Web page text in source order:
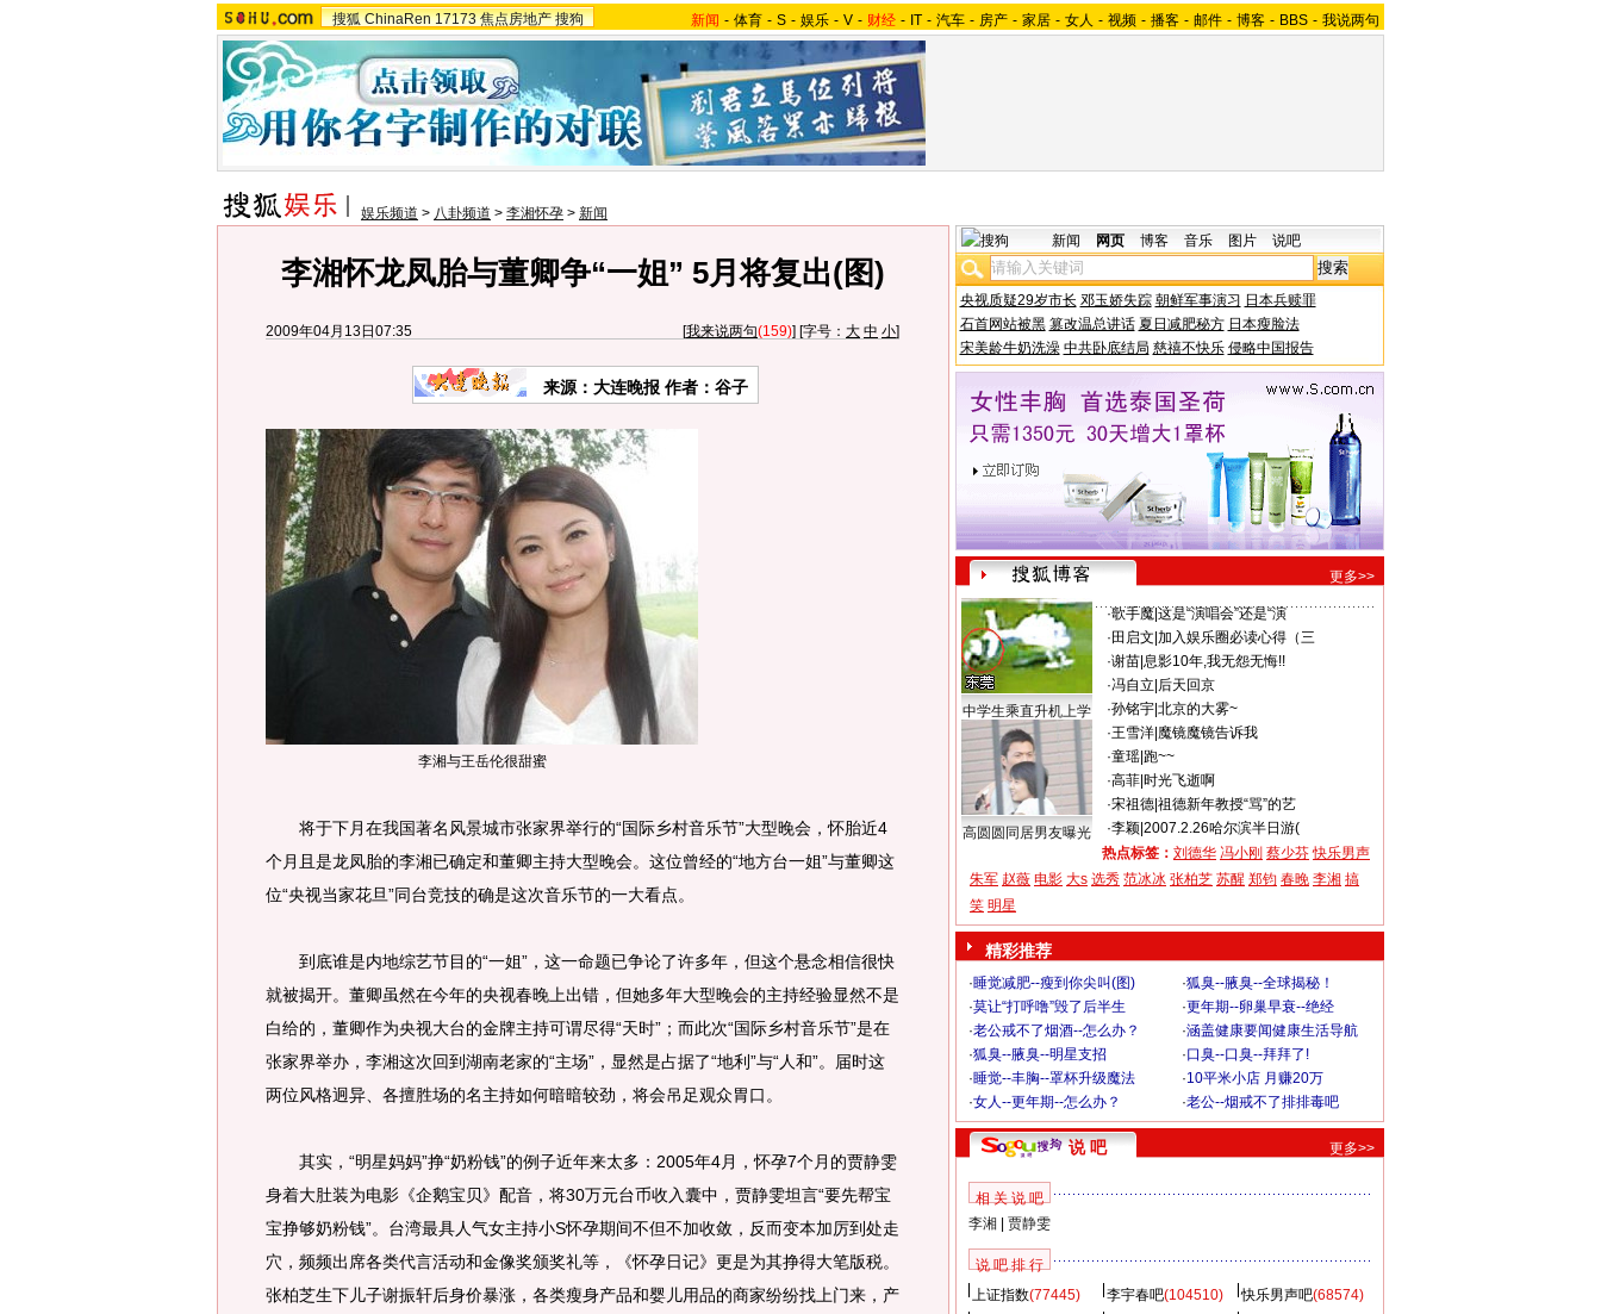
搜狐 ChinaRen 17173 焦点房地产 搜狗 新闻 - 体育 - S - 娱乐 - V - 财经 - IT - 汽车 - 房产 - 家居 - 女人 - 视频 - 播客 - 邮件 - 博客 - BBS - 我说两句
娱乐频道 > 八卦频道 > 李湘怀孕 > 新闻
李湘怀龙凤胎与董卿争“一姐” 5月将复出(图)
2009年04月13日07:35 [我来说两句(159)] [字号： 大 中 小]
来源：大连晚报 作者：谷子
李湘与王岳伦很甜蜜
将于下月在我国著名风景城市张家界举行的“国际乡村音乐节”大型晚会，怀胎近4
个月且是龙凤胎的李湘已确定和董卿主持大型晚会。这位曾经的“地方台一姐”与董卿这
位“央视当家花旦”同台竞技的确是这次音乐节的一大看点。
到底谁是内地综艺节目的“一姐”，这一命题已争论了许多年，但这个悬念相信很快
就被揭开。董卿虽然在今年的央视春晚上出错，但她多年大型晚会的主持经验显然不是
白给的，董卿作为央视大台的金牌主持可谓尽得“天时”；而此次“国际乡村音乐节”是在
张家界举办，李湘这次回到湖南老家的“主场”，显然是占据了“地利”与“人和”。届时这
两位风格迥异、各擅胜场的名主持如何暗暗较劲，将会吊足观众胃口。
其实，“明星妈妈”挣“奶粉钱”的例子近年来太多：2005年4月，怀孕7个月的贾静雯
身着大肚装为电影《企鹅宝贝》配音，将30万元台币收入囊中，贾静雯坦言“要先帮宝
宝挣够奶粉钱”。台湾最具人气女主持小S怀孕期间不但不加收敛，反而变本加厉到处走
穴，频频出席各类代言活动和金像奖颁奖礼等，《怀孕日记》更是为其挣得大笔版税。
张柏芝生下儿子谢振轩后身价暴涨，各类瘦身产品和婴儿用品的商家纷纷找上门来，产
新闻 网页 博客 音乐 图片 说吧
央视质疑29岁市长 邓玉娇失踪 朝鲜军事演习 日本兵赎罪
石首网站被黑 篡改温总讲话 夏日减肥秘方 日本瘦脸法
宋美龄牛奶洗澡 中共卧底结局 慈禧不快乐 侵略中国报告
更多>>
中学生乘直升机上学
高圆圆同居男友曝光
·歌手魔| 这是“演唱会”还是“演
· 田启文 加入娱乐圈必读心得（三
·谢苗| 息影10年,我无怨无悔!!
·冯自立 后天回京
·孙铭宇| 北京的大雾~
·王雪洋| 魔镜魔镜告诉我
·童瑶| 跑~~
·高菲| 时光飞逝啊
·宋祖德| 祖德新年教授“骂”的艺
·李颖| 2007.2.26哈尔滨半日游(
热点标签： 刘德华 冯小刚 蔡少芬 快乐男声
朱军 赵薇 电影 大s 选秀 范冰冰 张柏芝 苏醒 郑钧 春晚 李湘 搞
笑 明星
精彩推荐
·睡觉减肥--瘦到你尖叫(图) ·狐臭--腋臭--全球揭秘！
·莫让“打呼噜”毁了后半生 ·更年期--卵巢早衰--绝经
·老公戒不了烟酒--怎么办？ ·涵盖健康要闻健康生活导航
·狐臭--腋臭--明星支招 ·口臭--口臭--拜拜了!
·睡觉--丰胸--罩杯升级魔法 ·10平米小店 月赚20万
·女人--更年期--怎么办？ ·老公--烟戒不了排排毒吧
说 吧 更多>>
相 关 说 吧
李湘
贾静雯
说 吧 排 行
上证指数(77445) 李宇春吧(104510) 快乐男声吧(68574)